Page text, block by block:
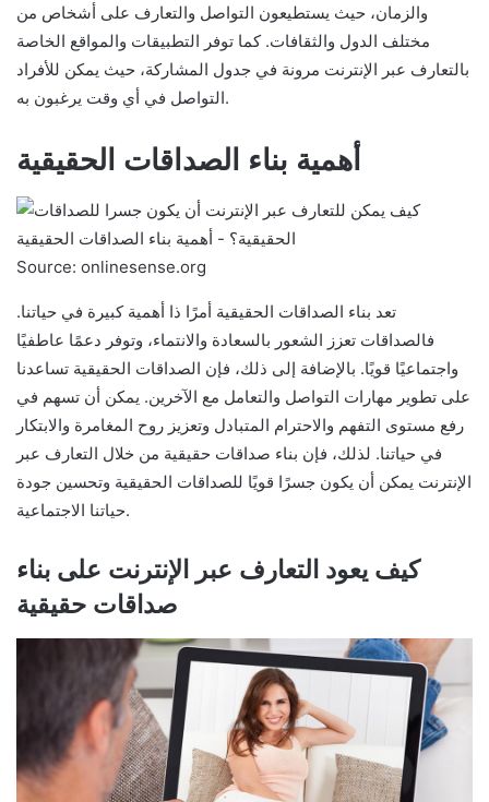
والزمان، حيث يستطيعون التواصل والتعارف على أشخاص من
مختلف الدول والثقافات. كما توفر التطبيقات والمواقع الخاصة
بالتعارف عبر الإنترنت مرونة في جدول المشاركة، حيث يمكن للأفراد
التواصل في أي وقت يرغبون به.
أهمية بناء الصداقات الحقيقية
Source: onlinesense.org
تعد بناء الصداقات الحقيقية أمرًا ذا أهمية كبيرة في حياتنا.
فالصداقات تعزز الشعور بالسعادة والانتماء، وتوفر دعمًا عاطفيًا
واجتماعيًا قويًا. بالإضافة إلى ذلك، فإن الصداقات الحقيقية تساعدنا
على تطوير مهارات التواصل والتعامل مع الآخرين. يمكن أن تسهم في
رفع مستوى التفهم والاحترام المتبادل وتعزيز روح المغامرة والابتكار
في حياتنا. لذلك، فإن بناء صداقات حقيقية من خلال التعارف عبر
الإنترنت يمكن أن يكون جسرًا قويًا للصداقات الحقيقية وتحسين جودة
حياتنا الاجتماعية.
كيف يعود التعارف عبر الإنترنت على بناء
صداقات حقيقية